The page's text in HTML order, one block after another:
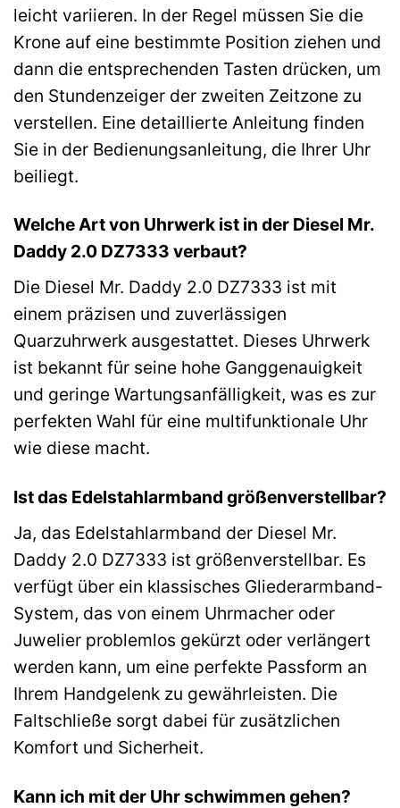
leicht variieren. In der Regel müssen Sie die
Krone auf eine bestimmte Position ziehen und
dann die entsprechenden Tasten drücken, um
den Stundenzeiger der zweiten Zeitzone zu
verstellen. Eine detaillierte Anleitung finden
Sie in der Bedienungsanleitung, die Ihrer Uhr
beiliegt.
Welche Art von Uhrwerk ist in der Diesel Mr.
Daddy 2.0 DZ7333 verbaut?
Die Diesel Mr. Daddy 2.0 DZ7333 ist mit
einem präzisen und zuverlässigen
Quarzuhrwerk ausgestattet. Dieses Uhrwerk
ist bekannt für seine hohe Ganggenauigkeit
und geringe Wartungsanfälligkeit, was es zur
perfekten Wahl für eine multifunktionale Uhr
wie diese macht.
Ist das Edelstahlarmband größenverstellbar?
Ja, das Edelstahlarmband der Diesel Mr.
Daddy 2.0 DZ7333 ist größenverstellbar. Es
verfügt über ein klassisches Gliederarmband-
System, das von einem Uhrmacher oder
Juwelier problemlos gekürzt oder verlängert
werden kann, um eine perfekte Passform an
Ihrem Handgelenk zu gewährleisten. Die
Faltschließe sorgt dabei für zusätzlichen
Komfort und Sicherheit.
Kann ich mit der Uhr schwimmen gehen?